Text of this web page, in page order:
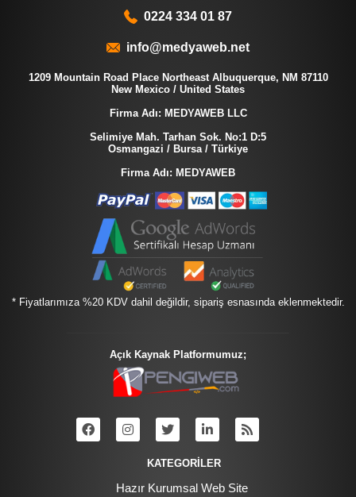
0224 334 01 87
info@medyaweb.net
1209 Mountain Road Place Northeast Albuquerque, NM 87110
New Mexico / United States
Firma Adı: MEDYAWEB LLC
Selimiye Mah. Tarhan Sok. No:1 D:5
Osmangazi / Bursa / Türkiye
Firma Adı: MEDYAWEB
* Fiyatlarımıza %20 KDV dahil değildir, sipariş esnasında eklenmektedir.
Açık Kaynak Platformumuz;
KATEGORİLER
Hazır Kurumsal Web Site